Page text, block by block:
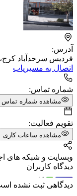
آدرس:
فردیس سرحدآباد
اتصال به مسیریاب
شماره تماس:
مشاهده شماره تماس
تقویم فعالیت:
مشاهده ساعات کاری
وبسایت و شبکه های
دیدگاه کاربران
دیدگاهی ثبت نشده